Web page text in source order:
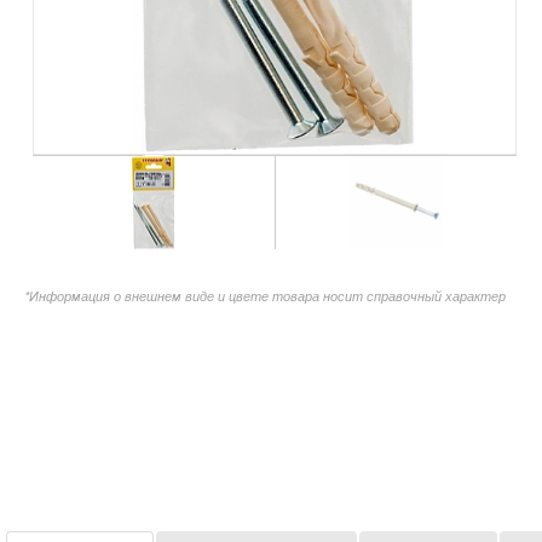
*Информация о внешнем виде и цвете товара носит справочный характер